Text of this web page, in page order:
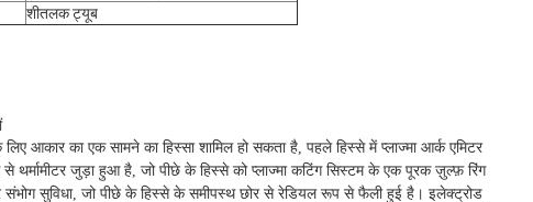
शीतलक ट्यूब
आकार का एक सामने का हिस्सा शामिल हो सकता है, पहले हिस्से में प्लाज्मा आर्क एमिटर
जुड़ा हुआ है, जो पीछे के हिस्से को प्लाज्मा कटिंग सिस्टम के एक पूरक ज़ुल्फ़ रिंग
सुविधा, जो पीछे के हिस्से के समीपस्थ छोर से रेडियल रूप से फैली हुई है। इलेक्ट्रोड